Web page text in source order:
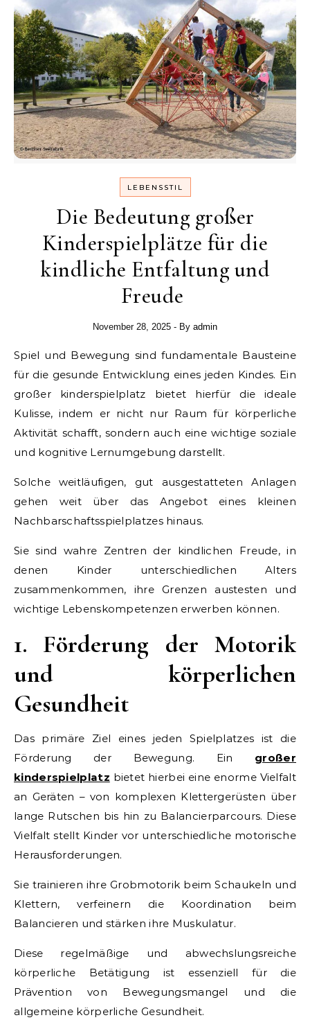
LEBENSSTIL
Die Bedeutung großer
Kinderspielplätze für die
kindliche Entfaltung und
Freude
November 28, 2025 - By admin
Spiel und Bewegung sind fundamentale Bausteine
für die gesunde Entwicklung eines jeden Kindes. Ein
großer kinderspielplatz bietet hierfür die ideale
Kulisse, indem er nicht nur Raum für körperliche
Aktivität schafft, sondern auch eine wichtige soziale
und kognitive Lernumgebung darstellt.
Solche weitläufigen, gut ausgestatteten Anlagen
gehen weit über das Angebot eines kleinen
Nachbarschaftsspielplatzes hinaus.
Sie sind wahre Zentren der kindlichen Freude, in
denen Kinder unterschiedlichen Alters
zusammenkommen, ihre Grenzen austesten und
wichtige Lebenskompetenzen erwerben können.
1. Förderung der Motorik
und körperlichen
Gesundheit
Das primäre Ziel eines jeden Spielplatzes ist die
Förderung der Bewegung. Ein großer
kinderspielplatz bietet hierbei eine enorme Vielfalt
an Geräten – von komplexen Klettergerüsten über
lange Rutschen bis hin zu Balancierparcours. Diese
Vielfalt stellt Kinder vor unterschiedliche motorische
Herausforderungen.
Sie trainieren ihre Grobmotorik beim Schaukeln und
Klettern, verfeinern die Koordination beim
Balancieren und stärken ihre Muskulatur.
Diese regelmäßige und abwechslungsreiche
körperliche Betätigung ist essenziell für die
Prävention von Bewegungsmangel und die
allgemeine körperliche Gesundheit.